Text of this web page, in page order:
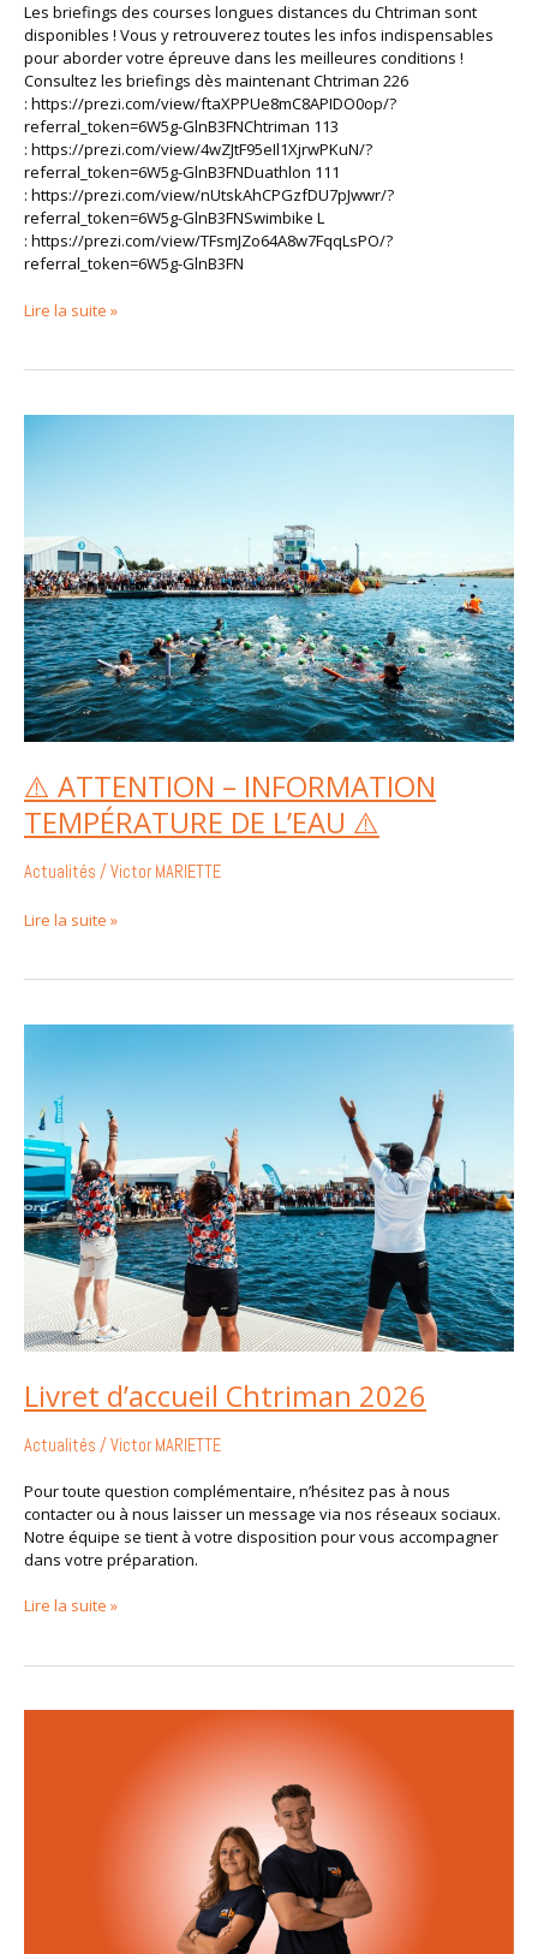
Les briefings des courses longues distances du Chtriman sont
disponibles ! Vous y retrouverez toutes les infos indispensables
pour aborder votre épreuve dans les meilleures conditions !
Consultez les briefings dès maintenant Chtriman 226
: https://prezi.com/view/ftaXPPUe8mC8APIDO0op/?
referral_token=6W5g-GlnB3FNChtriman 113
: https://prezi.com/view/4wZJtF95eIl1XjrwPKuN/?
referral_token=6W5g-GlnB3FNDuathlon 111
: https://prezi.com/view/nUtskAhCPGzfDU7pJwwr/?
referral_token=6W5g-GlnB3FNSwimbike L
: https://prezi.com/view/TFsmJZo64A8w7FqqLsPO/?
referral_token=6W5g-GlnB3FN
Lire la suite »
⚠️ ATTENTION – INFORMATION
TEMPÉRATURE DE L’EAU ⚠️
Actualités /Victor MARIETTE
DE
L’EAU
⚠️
Lire la suite »
Livret d’accueil Chtriman 2026
Actualités /Victor MARIETTE
Pour toute question complémentaire, n’hésitez pas à nous
contacter ou à nous laisser un message via nos réseaux sociaux.
Notre équipe se tient à votre disposition pour vous accompagner
dans votre préparation.
2026
Lire la suite »